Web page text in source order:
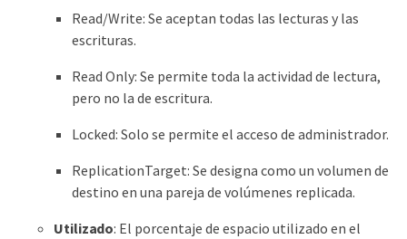
Read/Write: Se aceptan todas las lecturas y las
escrituras.
Read Only: Se permite toda la actividad de lectura,
pero no la de escritura.
Locked: Solo se permite el acceso de administrador.
ReplicationTarget: Se designa como un volumen de
destino en una pareja de volúmenes replicada.
Utilizado: El porcentaje de espacio utilizado en el